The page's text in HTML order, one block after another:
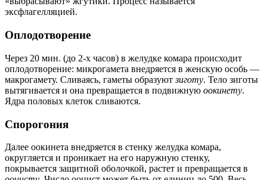
эксфлагелляцией.
Оплодотворение
Через 20 мин. (до 2-х часов) в желудке комара происходит
оплодотворение: микрогамета внедряется в женскую особь —
макрогамету. Сливаясь, гаметы образуютзиготу. Тело зиготы
вытягивается и она превращается в подвижную оокинету.
Ядра половых клеток сливаются.
Спорогония
Далее оокинета внедряется в стенку желудка комара,
округляется и проникает на его наружную стенку,
покрывается защитной оболочкой, растет и превращается в